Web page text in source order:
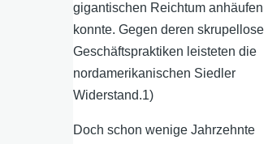
gigantischen Reichtum anhäufen
konnte. Gegen deren skrupellose
Geschäftspraktiken leisteten die
nordamerikanischen Siedler
Widerstand.1)
Doch schon wenige Jahrzehnte